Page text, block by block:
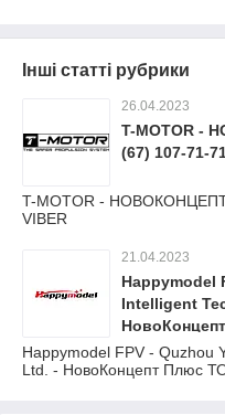
Інші статті рубрики
26.04.2023
T-MOTOR -
(67) 107-71-
T-MOTOR -
VIBER
21.04.2023
Happymodel
Intelligent
Viber
Happymodel FPV - Quzhou
Ltd. - НовоКонцепт Плюс